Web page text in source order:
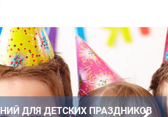
ДЛЯ ДЕТСКИХ ПРАЗДНИКОВ